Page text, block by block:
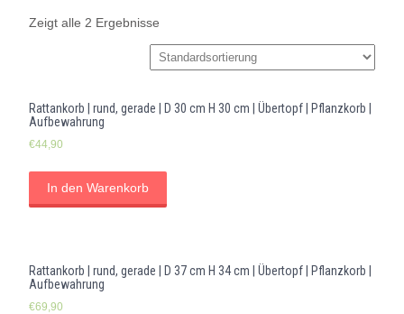
Zeigt alle 2 Ergebnisse
Rattankorb | rund, gerade | D 30 cm H 30 cm | Übertopf | Pflanzkorb |
Aufbewahrung
€44,90
In den Warenkorb
Rattankorb | rund, gerade | D 37 cm H 34 cm | Übertopf | Pflanzkorb |
Aufbewahrung
€69,90